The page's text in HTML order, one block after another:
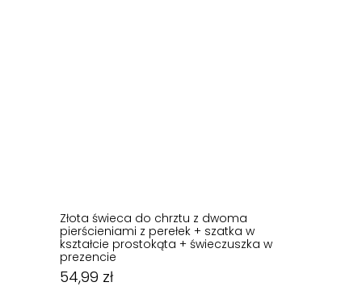
Złota świeca do chrztu z dwoma
pierścieniami z perełek + szatka w
kształcie prostokąta + świeczuszka w
prezencie
54,99 zł
54,99zł